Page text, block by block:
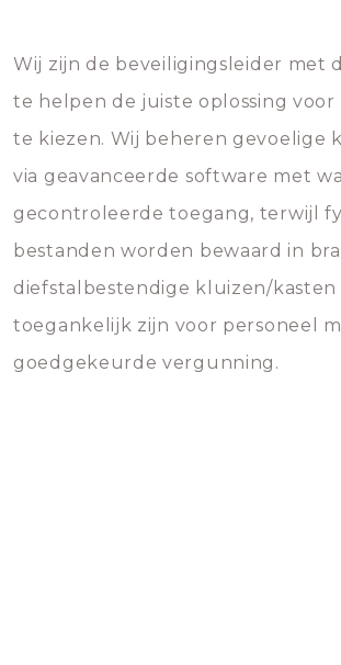
Wij zijn de beveiligingsleider met
te helpen de juiste oplossing
te kiezen. Wij beheren gevoelige
via geavanceerde software met
gecontroleerde toegang, terwijl
bestanden worden bewaard in
diefstalbestendige kluizen/kasten
toegankelijk zijn voor personeel
goedgekeurde vergunning.